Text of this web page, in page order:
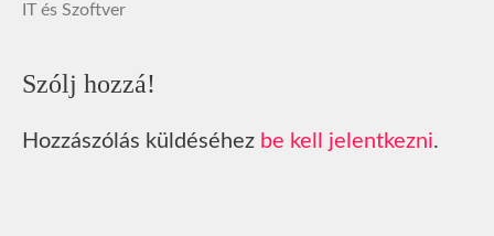
IT és Szoftver
Szólj hozzá!
Hozzászólás küldéséhez be kell jelentkezni.